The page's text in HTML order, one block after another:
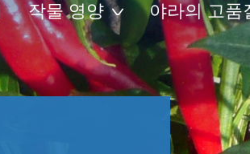
작물 영양 야라의 고품